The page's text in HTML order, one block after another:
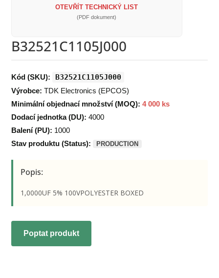
OTEVŘÍT TECHNICKÝ LIST
(PDF dokument)
B32521C1105J000
Kód (SKU): B32521C1105J000
Výrobce: TDK Electronics (EPCOS)
Minimální objednací množství (MOQ): 4 000 ks
Dodací jednotka (DU): 4000
Balení (PU): 1000
Stav produktu (Status):
PRODUCTION
Popis:
1,0000UF 5% 100VPOLYESTER BOXED
Poptat produkt